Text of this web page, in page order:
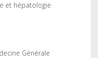
et hépatologie
Générale